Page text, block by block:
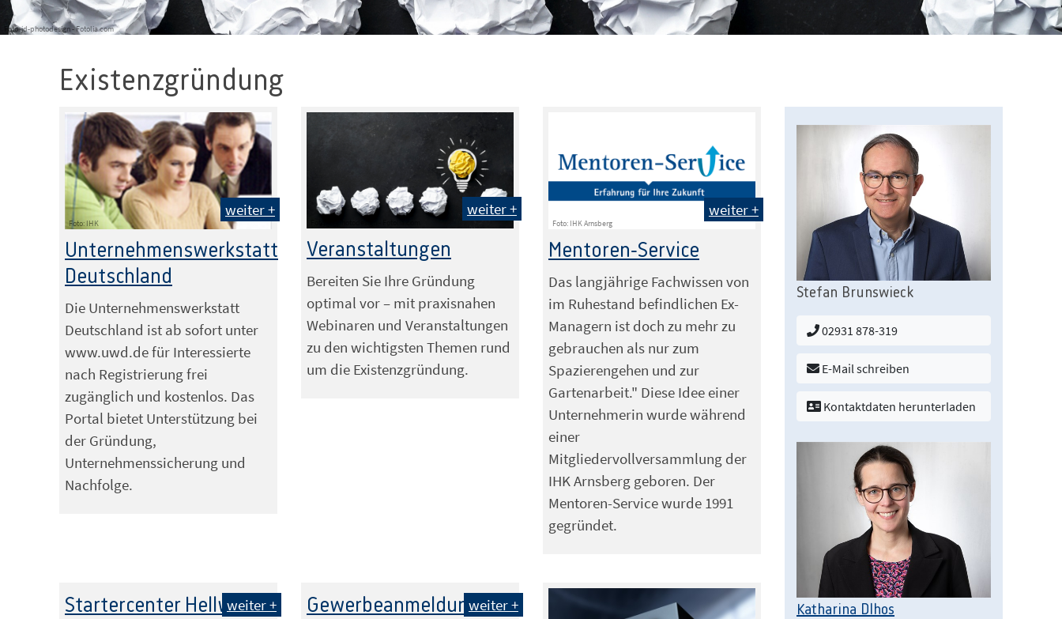
Foto: jd-photodesign - Fotolia.com
Existenzgründung
Foto: IHK
weiter +
Unternehmenswerkstatt
Deutschland
Die Unternehmenswerkstatt
Deutschland ist ab sofort unter
www.uwd.de für Interessierte
nach Registrierung frei
zugänglich und kostenlos. Das
Portal bietet Unterstützung bei
der Gründung,
Unternehmenssicherung und
Nachfolge.
weiter +
Veranstaltungen
Bereiten Sie Ihre Gründung
optimal vor – mit praxisnahen
Webinaren und Veranstaltungen
zu den wichtigsten Themen rund
um die Existenzgründung.
Foto: IHK Arnsberg
weiter +
Mentoren-Service
Das langjährige Fachwissen von
im Ruhestand befindlichen Ex-
Managern ist doch zu mehr zu
gebrauchen als nur zum
Spazierengehen und zur
Gartenarbeit." Diese Idee einer
Unternehmerin wurde während
einer
Mitgliedervollversammlung der
IHK Arnsberg geboren. Der
Mentoren-Service wurde 1991
gegründet.
weiter +
Startercenter Hellweg weiter +
Gewerbeanmeldung
Stefan Brunswieck
02931 878-319
E-Mail schreiben
Kontaktdaten herunterladen
Katharina Dlhos